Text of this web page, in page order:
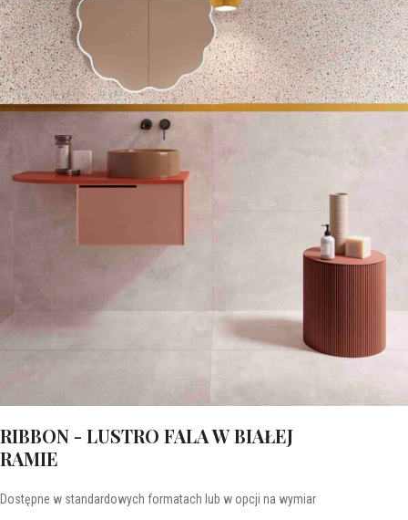
RIBBON - LUSTRO FALA W BIAŁEJ
RAMIE
Dostępne w standardowych formatach lub w opcji na wymiar